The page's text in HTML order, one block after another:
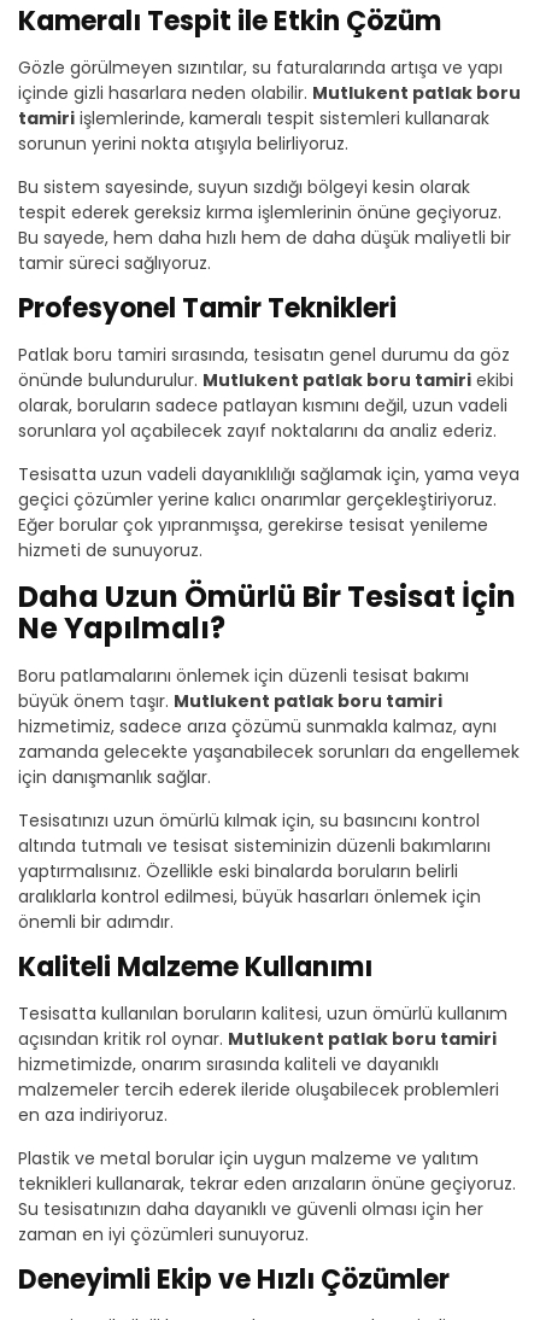
Kameralı Tespit ile Etkin Çözüm
Gözle görülmeyen sızıntılar, su faturalarında artışa ve yapı
içinde gizli hasarlara neden olabilir. Mutlukent patlak boru
tamiri işlemlerinde, kameralı tespit sistemleri kullanarak
sorunun yerini nokta atışıyla belirliyoruz.
Bu sistem sayesinde, suyun sızdığı bölgeyi kesin olarak
tespit ederek gereksiz kırma işlemlerinin önüne geçiyoruz.
Bu sayede, hem daha hızlı hem de daha düşük maliyetli bir
tamir süreci sağlıyoruz.
Profesyonel Tamir Teknikleri
Patlak boru tamiri sırasında, tesisatın genel durumu da göz
önünde bulundurulur. Mutlukent patlak boru tamiri ekibi
olarak, boruların sadece patlayan kısmını değil, uzun vadeli
sorunlara yol açabilecek zayıf noktalarını da analiz ederiz.
Tesisatta uzun vadeli dayanıklılığı sağlamak için, yama veya
geçici çözümler yerine kalıcı onarımlar gerçekleştiriyoruz.
Eğer borular çok yıpranmışsa, gerekirse tesisat yenileme
hizmeti de sunuyoruz.
Daha Uzun Ömürlü Bir Tesisat İçin
Ne Yapılmalı?
Boru patlamalarını önlemek için düzenli tesisat bakımı
büyük önem taşır. Mutlukent patlak boru tamiri
hizmetimiz, sadece arıza çözümü sunmakla kalmaz, aynı
zamanda gelecekte yaşanabilecek sorunları da engellemek
için danışmanlık sağlar.
Tesisatınızı uzun ömürlü kılmak için, su basıncını kontrol
altında tutmalı ve tesisat sisteminizin düzenli bakımlarını
yaptırmalısınız. Özellikle eski binalarda boruların belirli
aralıklarla kontrol edilmesi, büyük hasarları önlemek için
önemli bir adımdır.
Kaliteli Malzeme Kullanımı
Tesisatta kullanılan boruların kalitesi, uzun ömürlü kullanım
açısından kritik rol oynar. Mutlukent patlak boru tamiri
hizmetimizde, onarım sırasında kaliteli ve dayanıklı
malzemeler tercih ederek ileride oluşabilecek problemleri
en aza indiriyoruz.
Plastik ve metal borular için uygun malzeme ve yalıtım
teknikleri kullanarak, tekrar eden arızaların önüne geçiyoruz.
Su tesisatınızın daha dayanıklı ve güvenli olması için her
zaman en iyi çözümleri sunuyoruz.
Deneyimli Ekip ve Hızlı Çözümler